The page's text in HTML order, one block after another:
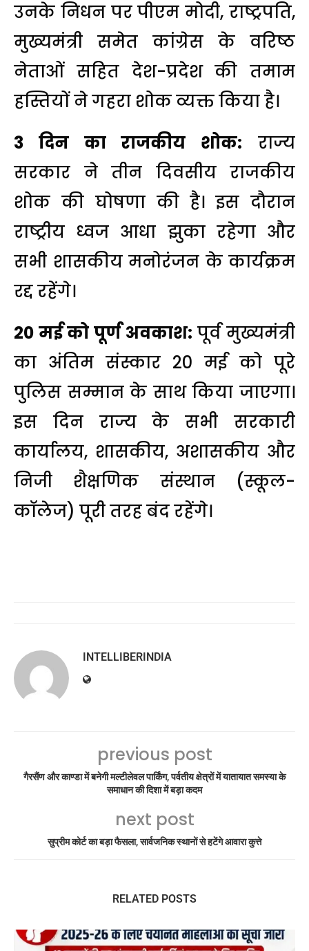
उनके निधन पर पीएम मोदी, राष्ट्रपति,
मुख्यमंत्री समेत कांग्रेस के वरिष्ठ
नेताओं सहित देश-प्रदेश की तमाम
हस्तियों ने गहरा शोक व्यक्त किया है।
3 दिन का राजकीय शोक: राज्य
सरकार ने तीन दिवसीय राजकीय
शोक की घोषणा की है। इस दौरान
राष्ट्रीय ध्वज आधा झुका रहेगा और
सभी शासकीय मनोरंजन के कार्यक्रम
रद्द रहेंगे।
20 मई को पूर्ण अवकाश: पूर्व मुख्यमंत्री
का अंतिम संस्कार 20 मई को पूरे
पुलिस सम्मान के साथ किया जाएगा।
इस दिन राज्य के सभी सरकारी
कार्यालय, शासकीय, अशासकीय और
निजी शैक्षणिक संस्थान (स्कूल-
कॉलेज) पूरी तरह बंद रहेंगे।
INTELLIBERINDIA
previous post
गैरसैंण और काण्डा में बनेगी मल्टीलेवल पार्किंग, पर्वतीय क्षेत्रों में यातायात समस्या के
समाधान की दिशा में बड़ा कदम
next post
सुप्रीम कोर्ट का बड़ा फैसला, सार्वजनिक स्थानों से हटेंगे आवारा कुत्ते
RELATED POSTS